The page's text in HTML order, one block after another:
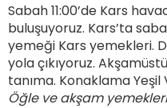
Sabah 11:00’de Kars
buluşuyoruz. Kars’ta
yemeği Kars yemekleri.
yola çıkıyoruz.
tanıma. Konaklama Yeşil
Öğle ve akşam